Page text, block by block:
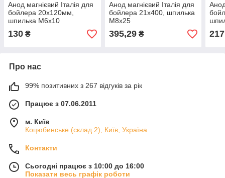
Анод магнієвий Італія для
бойлера 20х120мм,
шпилька М6х10
130 ₴
Анод магнієвий Італія для
бойлера 21х400, шпилька
M8х25
395,29₴
Про нас
99% позитивних з 267 відгуків за рік
Працює з 07.06.2011
м. Київ
Коцюбинське (склад 2), Київ, Україна
Контакти
Сьогодні працює з 10:00 до 16:00
Показати весь графік роботи